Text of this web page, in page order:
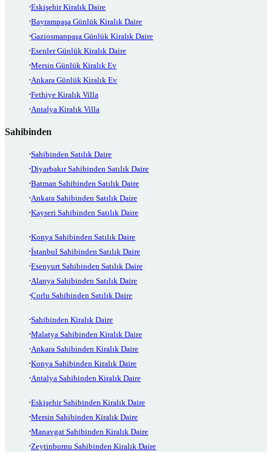
Eskişehir Kiralık Daire
Bayrampaşa Günlük Kiralık Daire
Gaziosmanpaşa Günlük Kiralık Daire
Esenler Günlük Kiralık Daire
Mersin Günlük Kiralık Ev
Ankara Günlük Kiralık Ev
Fethiye Kiralık Villa
Antalya Kiralık Villa
Sahibinden
Sahibinden Satılık Daire
Diyarbakır Sahibinden Satılık Daire
Batman Sahibinden Satılık Daire
Ankara Sahibinden Satılık Daire
Kayseri Sahibinden Satılık Daire
Konya Sahibinden Satılık Daire
İstanbul Sahibinden Satılık Daire
Esenyurt Sahibinden Satılık Daire
Alanya Sahibinden Satılık Daire
Çorlu Sahibinden Satılık Daire
Sahibinden Kiralık Daire
Malatya Sahibinden Kiralık Daire
Ankara Sahibinden Kiralık Daire
Konya Sahibinden Kiralık Daire
Antalya Sahibinden Kiralık Daire
Eskişehir Sahibinden Kiralık Daire
Mersin Sahibinden Kiralık Daire
Manavgat Sahibinden Kiralık Daire
Zeytinburnu Sahibinden Kiralık Daire